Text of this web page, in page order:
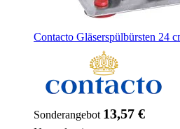
Contacto Gläserspülbürsten 24
Sonderangebot 13,57 €